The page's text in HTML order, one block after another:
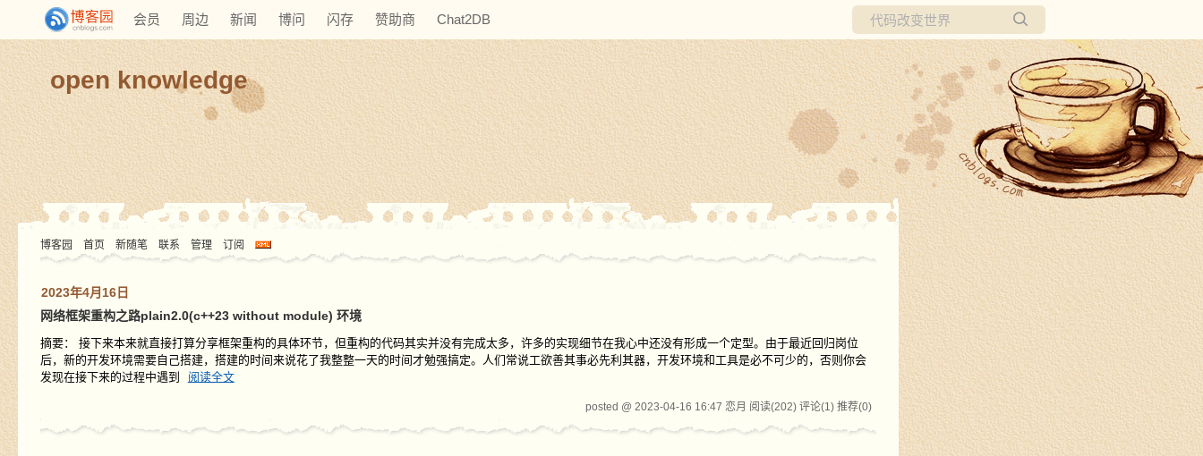
会员 周边 新闻 博问 闪存 赞助商 Chat2DB
所有博客
当前博客
open knowledge
博客园 首页 新随笔 联系 管理 订阅
2023年4月16日
网络框架重构之路plain2.0(c++23 without module) 环境
摘要： 接下来本来就直接打算分享框架重构的具体环节，但重构的代码其实并没有完成太多，许多的实现细节在我心中还没有形成一个定型。由于最近回归岗位
后，新的开发环境需要自己搭建，搭建的时间来说花了我整整一天的时间才勉强搞定。人们常说工欲善其事必先利其器，开发环境和工具是必不可少的，否则你会
发现在接下来的过程中遇到
阅读全文
posted @ 2023-04-16 16:47 恋月 阅读(202) 评论(1) 推荐(0)